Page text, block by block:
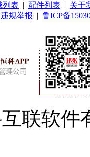
列表 | 配件列表 | 关于
违规举报 | 鲁ICP备
联软件